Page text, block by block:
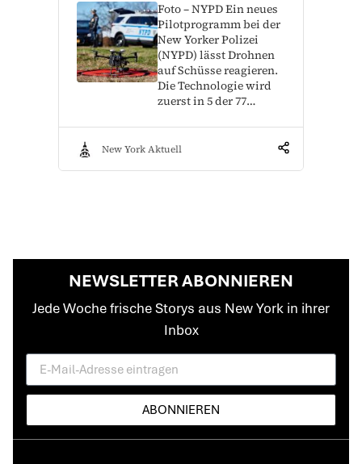
Foto – NYPD Ein neues
Pilotprogramm bei der
New Yorker Polizei
(NYPD) lässt Drohnen
auf Schüsse reagieren.
Die Technologie wird
zuerst in 5 der 77…
New York Aktuell
NEWSLETTER ABONNIEREN
Jede Woche frische Storys aus New York in ihrer
Inbox
ABONNIEREN